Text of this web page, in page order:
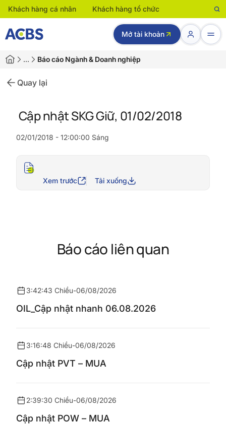
Khách hàng cá nhân Khách hàng tổ chức
Mở tài khoản
… Báo cáo Ngành & Doanh nghiệp
Quay lại
Cập nhật SKG Giữ, 01/02/2018
02/01/2018 - 12:00:00 Sáng
Xem trước Tải xuống
Báo cáo liên quan
3:42:43 Chiều-06/08/2026
OIL_Cập nhật nhanh 06.08.2026
3:16:48 Chiều-06/08/2026
Cập nhật PVT – MUA
2:39:30 Chiều-06/08/2026
Cập nhật POW – MUA